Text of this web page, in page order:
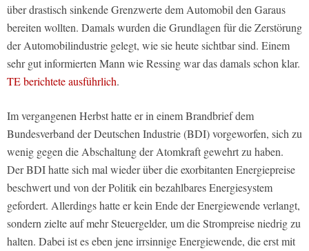
über drastisch sinkende Grenzwerte dem Automobil den Garaus
bereiten wollten. Damals wurden die Grundlagen für die Zerstörung
der Automobilindustrie gelegt, wie sie heute sichtbar sind. Einem
sehr gut informierten Mann wie Ressing war das damals schon klar.
TE berichtete ausführlich.
Im vergangenen Herbst hatte er in einem Brandbrief dem
Bundesverband der Deutschen Industrie (BDI) vorgeworfen, sich zu
wenig gegen die Abschaltung der Atomkraft gewehrt zu haben.
Der BDI hatte sich mal wieder über die exorbitanten Energiepreise
beschwert und von der Politik ein bezahlbares Energiesystem
gefordert. Allerdings hatte er kein Ende der Energiewende verlangt,
sondern zielte auf mehr Steuergelder, um die Strompreise niedrig zu
halten. Dabei ist es eben jene irrsinnige Energiewende, die erst mit